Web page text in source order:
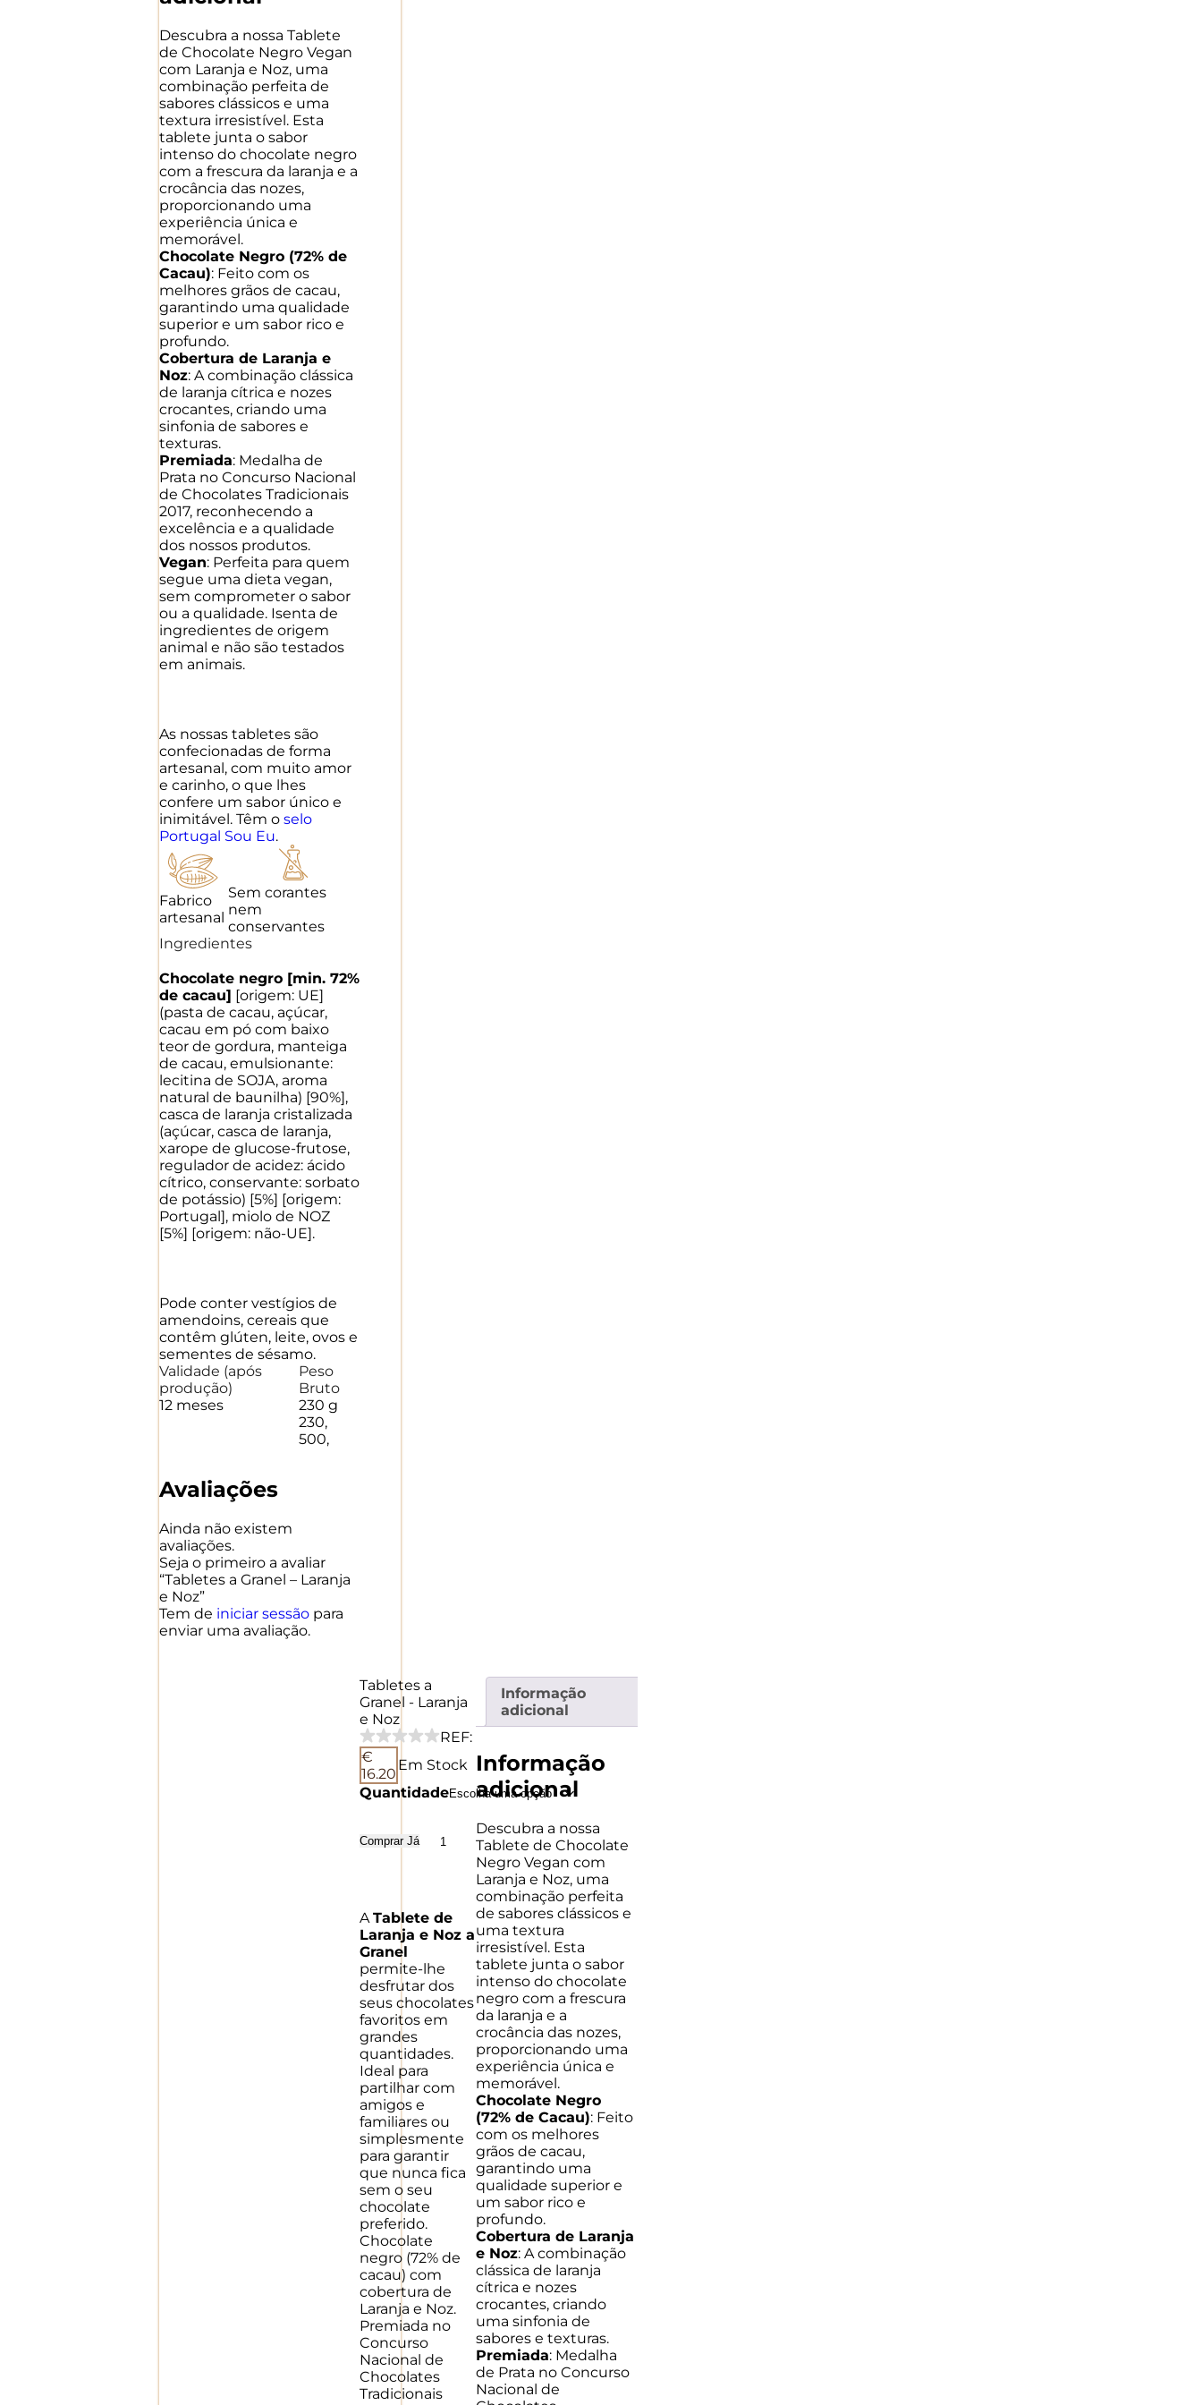
Descubra a nossa Tablete
de Chocolate Negro Vegan
com Laranja e Noz, uma
combinação perfeita de
sabores clássicos e uma
textura irresistível. Esta
tablete junta o sabor
intenso do chocolate negro
com a frescura da laranja e a
crocância das nozes,
proporcionando uma
experiência única e
memorável.
Chocolate Negro (72% de
Cacau): Feito com os
melhores grãos de cacau,
garantindo uma qualidade
superior e um sabor rico e
profundo.
Cobertura de Laranja e
Noz: A combinação clássica
de laranja cítrica e nozes
crocantes, criando uma
sinfonia de sabores e
texturas.
Premiada: Medalha de
Prata no Concurso Nacional
de Chocolates Tradicionais
2017, reconhecendo a
excelência e a qualidade
dos nossos produtos.
Vegan: Perfeita para quem
segue uma dieta vegan,
sem comprometer o sabor
ou a qualidade. Isenta de
ingredientes de origem
animal e não são testados
em animais.
As nossas tabletes são
confecionadas de forma
artesanal, com muito amor
e carinho, o que lhes
confere um sabor único e
inimitável. Têm o selo
Portugal Sou Eu.
Fabrico
artesanal
Sem corantes
nem
conservantes
Ingredientes
Chocolate negro [min. 72%
de cacau] [origem: UE]
(pasta de cacau, açúcar,
cacau em pó com baixo
teor de gordura, manteiga
de cacau, emulsionante:
lecitina de SOJA, aroma
natural de baunilha) [90%],
casca de laranja cristalizada
(açúcar, casca de laranja,
xarope de glucose-frutose,
regulador de acidez: ácido
cítrico, conservante: sorbato
de potássio) [5%] [origem:
Portugal], miolo de NOZ
[5%] [origem: não-UE].
Pode conter vestígios de
amendoins, cereais que
contêm glúten, leite, ovos e
sementes de sésamo.
Validade (após
produção)
12 meses
Peso
Bruto
230 g
230,
500,
Avaliações
Ainda não existem
avaliações.
Seja o primeiro a avaliar
“Tabletes a Granel – Laranja
e Noz”
Tem de iniciar sessão para
enviar uma avaliação.
Tabletes a
Granel - Laranja
e Noz
REF:
€
16.20 Em Stock
Quantidade
Quantidade
Tabletes
Granel
-
Laranja
e
Noz
Comprar Já
ATablete de
Laranja e Noz a
Granel
permite-lhe
desfrutar dos
seus chocolates
favoritos em
grandes
quantidades.
Ideal para
partilhar com
amigos e
familiares ou
simplesmente
para garantir
que nunca fica
sem o seu
chocolate
preferido.
Chocolate
negro (72% de
cacau) com
cobertura de
Laranja e Noz.
Premiada no
Concurso
Nacional de
Chocolates
Tradicionais
Informação
adicional
Informação
adicional
Descubra a nossa
Tablete de Chocolate
Negro Vegan com
Laranja e Noz, uma
combinação perfeita
de sabores clássicos e
uma textura
irresistível. Esta
tablete junta o sabor
intenso do chocolate
negro com a frescura
da laranja e a
crocância das nozes,
proporcionando uma
experiência única e
memorável.
Chocolate Negro
(72% de Cacau): Feito
com os melhores
grãos de cacau,
garantindo uma
qualidade superior e
um sabor rico e
profundo.
Cobertura de Laranja
e Noz: A combinação
clássica de laranja
cítrica e nozes
crocantes, criando
uma sinfonia de
sabores e texturas.
Premiada: Medalha
de Prata no Concurso
Nacional de